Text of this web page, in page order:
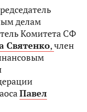
делам
Комитета СФ
Святенко,член
Павел